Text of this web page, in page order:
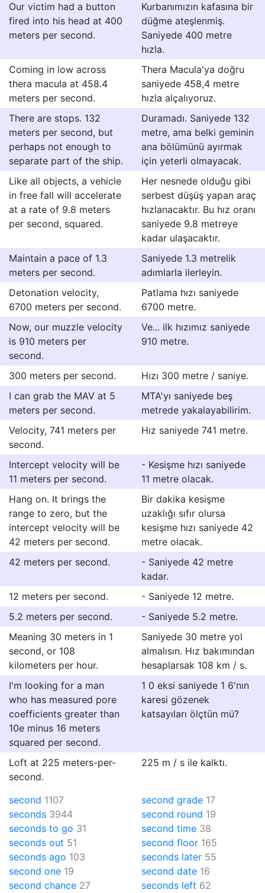
Our victim had a button
fired into his head at 400
meters per second.
Kurbanımızın kafasına bir
düğme ateşlenmiş.
Saniyede 400 metre
hızla.
Coming in low across
thera macula at 458.4
meters per second.
Thera Macula'ya doğru
saniyede 458,4 metre
hızla alçalıyoruz.
There are stops. 132
meters per second, but
perhaps not enough to
separate part of the ship.
Duramadı. Saniyede 132
metre, ama belki geminin
ana bölümünü ayırmak
için yeterli olmayacak.
Like all objects, a vehicle
in free fall will accelerate
at a rate of 9.8 meters
per second, squared.
Her nesnede olduğu gibi
serbest düşüş yapan araç
hızlanacaktır. Bu hız oranı
saniyede 9.8 metreye
kadar ulaşacaktır.
Maintain a pace of 1.3
meters per second.
Saniyede 1.3 metrelik
adımlarla ilerleyin.
Detonation velocity,
6700 meters per second.
Patlama hızı saniyede
6700 metre.
Now, our muzzle velocity
is 910 meters per
second.
Ve... ilk hızımız saniyede
910 metre.
300 meters per second.
Hızı 300 metre / saniye.
I can grab the MAV at 5
meters per second.
MTA'yı saniyede beş
metrede yakalayabilirim.
Velocity, 741 meters per
second.
Hız saniyede 741 metre.
Intercept velocity will be
11 meters per second.
- Kesişme hızı saniyede
11 metre olacak.
Hang on. It brings the
range to zero, but the
intercept velocity will be
42 meters per second.
Bir dakika kesişme
uzaklığı sıfır olursa
kesişme hızı saniyede 42
metre olacak.
42 meters per second.
- Saniyede 42 metre
kadar.
12 meters per second.
- Saniyede 12 metre.
5.2 meters per second.
- Saniyede 5.2 metre.
Meaning 30 meters in 1
second, or 108
kilometers per hour.
Saniyede 30 metre yol
almalısın. Hız bakımından
hesaplarsak 108 km / s.
I'm looking for a man
who has measured pore
coefficients greater than
10e minus 16 meters
squared per second.
1 0 eksi saniyede 1 6'nın
karesi gözenek
katsayıları ölçtün mü?
Loft at 225 meters-per-
second.
225 m / s ile kalktı.
second 1107
seconds 3944
seconds to go 31
seconds out 51
seconds ago 103
second one 19
second chance 27
second grade 17
second round 19
second time 38
second floor 165
seconds later 55
second date 16
seconds left 62